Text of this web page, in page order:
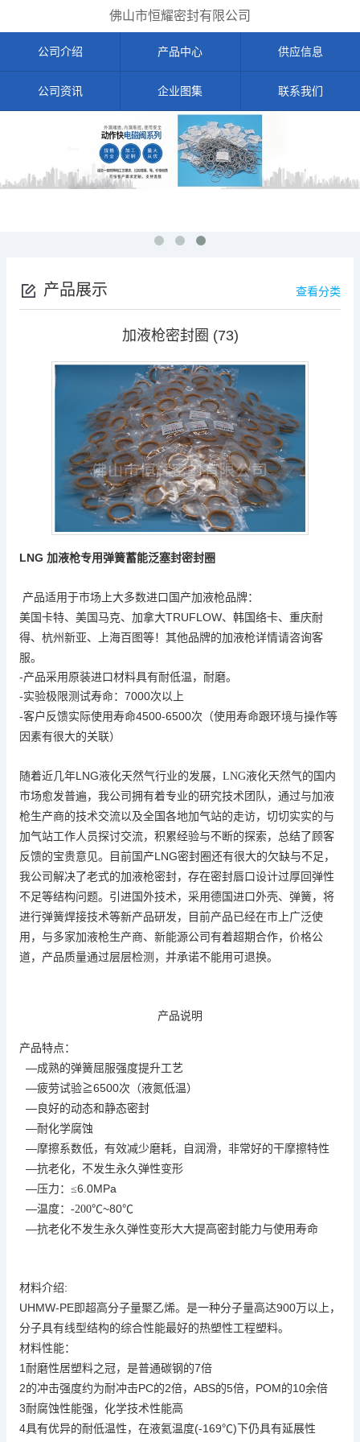
佛山市恒耀密封有限公司
公司介绍 产品中心 供应信息
公司资讯 企业图集 联系我们
产品展示 查看分类
加液枪密封圈 (73)
LNG 加液枪专用弹簧蓄能泛塞封密封圈
产品适用于市场上大多数进口国产加液枪品牌：
美国卡特、 美国马克、 加拿大TRUFLOW、 韩国络卡、 重庆耐
得、 杭州新亚、 上海百图等！ 其他品牌的加液枪详情请咨询客
服。
-产品采用原装进口材料具有耐低温，耐磨。
-实验极限测试寿命： 7000次以上
-客户反馈实际使用寿命4500-6500次 （使用寿命跟环境与操作等
因素有很大的关联）
随着近几年LNG液化天然气行业的发展， LNG液化天然气的国内
市场愈发普遍，我公司拥有着专业的研究技术团队，通过与加液
枪生产商的技术交流以及全国各地加气站的走访，切切实实的与
加气站工作人员探讨交流， 积累经验与不断的探索， 总结 了顾客
反馈的宝贵意见。 目前国产LNG密封圈还有很大的欠缺与不足，
我公司解决了老式的加液枪密封，存在密封唇口设计过厚回弹性
不足等结构问题。引进国外技术，采用德国进口外壳、弹簧，将
进行弹簧焊接技术等新产品研发，目前产品已经在市上广泛使
用，与多家加液枪生产商、新能源公司有着超期合作， 价格公
道，产品质量通过层层检测 ，并承诺不能用可退换。
产品说明
产品特点：
—成熟的弹簧屈服强度提升工艺
—疲劳试验≧6500次（液氮低温）
— 良好的动态和静态密封
—耐化学腐蚀
—摩擦系数低，有效减少磨耗，自润滑，非常好的干摩擦特性
—抗老化，不发生永久弹性变形
—压力： ≤6.0MPa
—温度： -200℃~80℃
—抗老化不发生永久弹性变形大大提高密封能力与使用寿命
材料介绍:
UHMW-PE即超高分子量聚乙烯。 是一种分子量高达900万以上 ，
分子具有线型结构的综合性能最好的热塑性工程塑料。
材料性能：
1 耐磨性居塑料之冠，是普通碳钢的7倍
2的冲击强度约为耐冲击PC的2倍， ABS的5倍， POM的10余倍
3耐腐蚀性能强，化学技术性能高
4具有优异的耐低温性，在液氦温度(-169℃) 下仍具有延展性